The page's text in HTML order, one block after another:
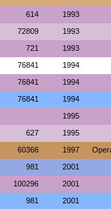
614 1993
72809 1993
721 1993
76841 1994
76841 1994
76841 1994
1995
627 1995
60366 1997
981 2001
100296 2001
981 2001